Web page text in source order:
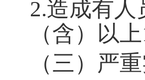
2.造成有人
（含）以上
（三）严